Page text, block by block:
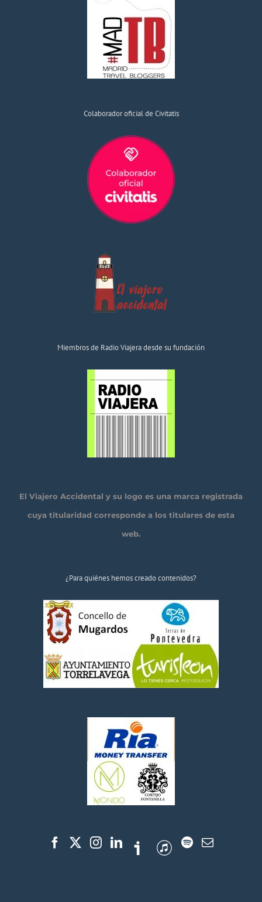
Colaborador oficial de Civitatis
Miembros de Radio Viajera desde su fundación
El Viajero Accidental y su logo es una marca registrada
cuya titularidad corresponde a los titulares de esta
web.
¿Para quiénes hemos creado contenidos?